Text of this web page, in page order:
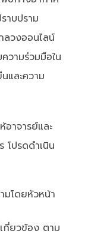
าบปราม
วงออนไลน์
วามร่วมมือใน
ละความ
าจารย์และ
โปรดดำเนิน
มโดยหัวหน้า
กี่ยวข้อง ตาม